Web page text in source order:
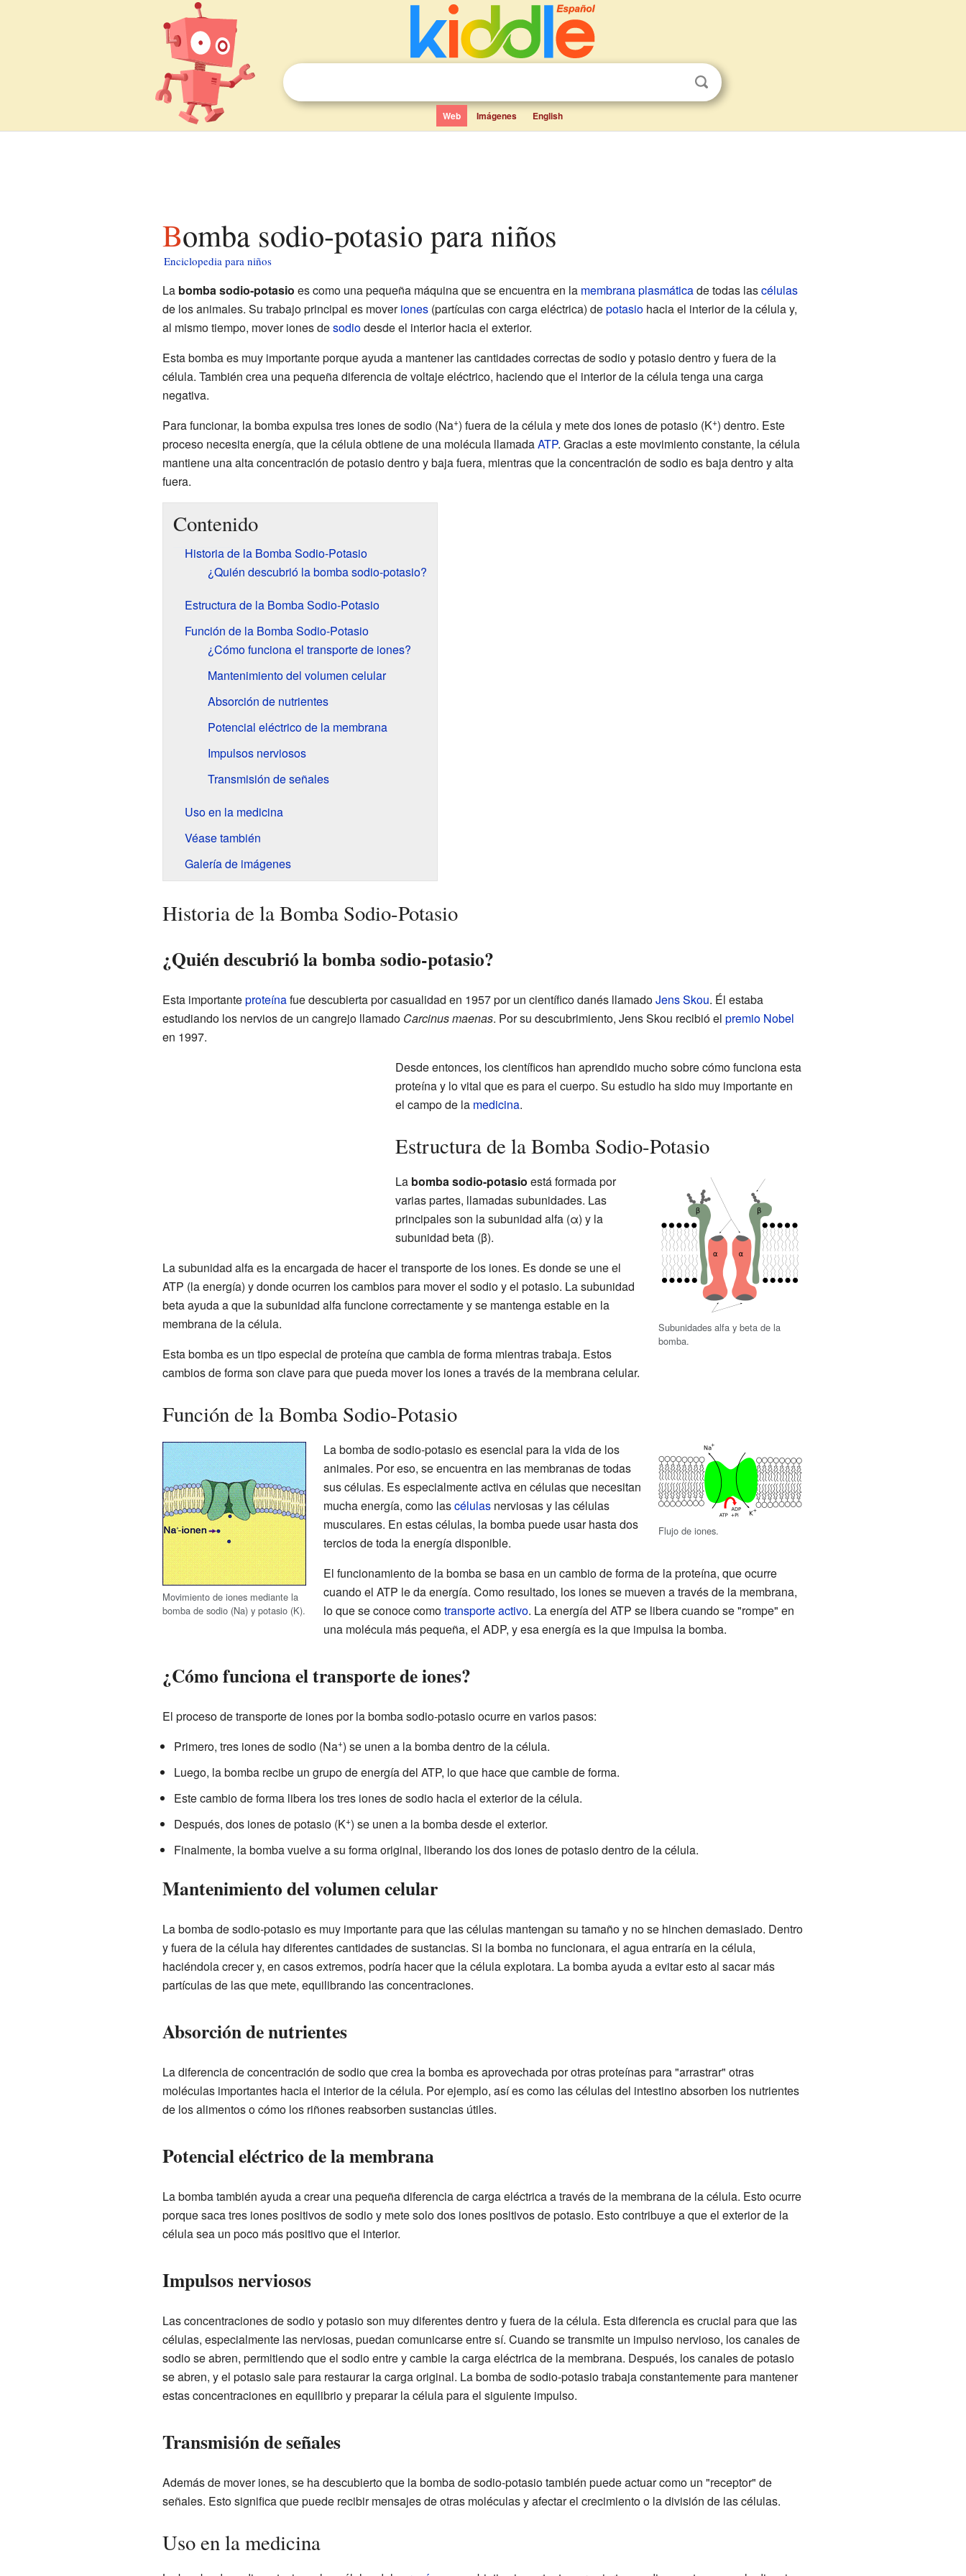
Web Imágenes English
Bomba sodio-potasio para niños
Enciclopedia para niños
La bomba sodio-potasio es como una pequeña máquina que se encuentra en la membrana plasmáticade todas lascélulas
de los animales. Su trabajo principal es moveriones(partículas con carga eléctrica) depotasiohacia el interior de la célula y,
al mismo tiempo, mover iones desodiodesde el interior hacia el exterior.
Esta bomba es muy importante porque ayuda a mantener las cantidades correctas de sodio y potasio dentro y fuera de la
célula. También crea una pequeña diferencia de voltaje eléctrico, haciendo que el interior de la célula tenga una carga
negativa.
Para funcionar, la bomba expulsa tres iones de sodio (Na+) fuera de la célula y mete dos iones de potasio (K+) dentro. Este
proceso necesita energía, que la célula obtiene de una molécula llamadaATP. Gracias a este movimiento constante, la célula
mantiene una alta concentración de potasio dentro y baja fuera, mientras que la concentración de sodio es baja dentro y alta
fuera.
Contenido
Historia de la Bomba Sodio-Potasio
¿Quién descubrió la bomba sodio-potasio?
Estructura de la Bomba Sodio-Potasio
Función de la Bomba Sodio-Potasio
¿Cómo funciona el transporte de iones?
Mantenimiento del volumen celular
Absorción de nutrientes
Potencial eléctrico de la membrana
Impulsos nerviosos
Transmisión de señales
Uso en la medicina
Véase también
Galería de imágenes
Historia de la Bomba Sodio-Potasio
¿Quién descubrió la bomba sodio-potasio?
Esta importanteproteínafue descubierta por casualidad en 1957 por un científico danés llamadoJens Skou. Él estaba
estudiando los nervios de un cangrejo llamado Carcinus maenas. Por su descubrimiento, Jens Skou recibió el premio Nobel
en 1997.
Desde entonces, los científicos han aprendido mucho sobre cómo funciona esta
proteína y lo vital que es para el cuerpo. Su estudio ha sido muy importante en
el campo de la medicina.
Estructura de la Bomba Sodio-Potasio
Subunidades alfa y beta de la
bomba.
La bomba sodio-potasio está formada por
varias partes, llamadas subunidades. Las
principales son la subunidad alfa (α) y la
subunidad beta (β).
La subunidad alfa es la encargada de hacer el transporte de los iones. Es donde se une el
ATP (la energía) y donde ocurren los cambios para mover el sodio y el potasio. La subunidad
beta ayuda a que la subunidad alfa funcione correctamente y se mantenga estable en la
membrana de la célula.
Esta bomba es un tipo especial de proteína que cambia de forma mientras trabaja. Estos
cambios de forma son clave para que pueda mover los iones a través de la membrana celular.
Función de la Bomba Sodio-Potasio
Movimiento de iones mediante la
bomba de sodio (Na) y potasio (K).
Flujo de iones.
La bomba de sodio-potasio es esencial para la vida de los
animales. Por eso, se encuentra en las membranas de todas
sus células. Es especialmente activa en células que necesitan
mucha energía, como lascélulasnerviosas y las células
musculares. En estas células, la bomba puede usar hasta dos
tercios de toda la energía disponible.
El funcionamiento de la bomba se basa en un cambio de forma de la proteína, que ocurre
cuando el ATP le da energía. Como resultado, los iones se mueven a través de la membrana,
lo que se conoce comotransporte activo. La energía del ATP se libera cuando se "rompe" en
una molécula más pequeña, el ADP, y esa energía es la que impulsa la bomba.
¿Cómo funciona el transporte de iones?
El proceso de transporte de iones por la bomba sodio-potasio ocurre en varios pasos:
Primero, tres iones de sodio (Na+) se unen a la bomba dentro de la célula.
Luego, la bomba recibe un grupo de energía del ATP, lo que hace que cambie de forma.
Este cambio de forma libera los tres iones de sodio hacia el exterior de la célula.
Después, dos iones de potasio (K+) se unen a la bomba desde el exterior.
Finalmente, la bomba vuelve a su forma original, liberando los dos iones de potasio dentro de la célula.
Mantenimiento del volumen celular
La bomba de sodio-potasio es muy importante para que las células mantengan su tamaño y no se hinchen demasiado. Dentro
y fuera de la célula hay diferentes cantidades de sustancias. Si la bomba no funcionara, el agua entraría en la célula,
haciéndola crecer y, en casos extremos, podría hacer que la célula explotara. La bomba ayuda a evitar esto al sacar más
partículas de las que mete, equilibrando las concentraciones.
Absorción de nutrientes
La diferencia de concentración de sodio que crea la bomba es aprovechada por otras proteínas para "arrastrar" otras
moléculas importantes hacia el interior de la célula. Por ejemplo, así es como las células del intestino absorben los nutrientes
de los alimentos o cómo los riñones reabsorben sustancias útiles.
Potencial eléctrico de la membrana
La bomba también ayuda a crear una pequeña diferencia de carga eléctrica a través de la membrana de la célula. Esto ocurre
porque saca tres iones positivos de sodio y mete solo dos iones positivos de potasio. Esto contribuye a que el exterior de la
célula sea un poco más positivo que el interior.
Impulsos nerviosos
Las concentraciones de sodio y potasio son muy diferentes dentro y fuera de la célula. Esta diferencia es crucial para que las
células, especialmente las nerviosas, puedan comunicarse entre sí. Cuando se transmite un impulso nervioso, los canales de
sodio se abren, permitiendo que el sodio entre y cambie la carga eléctrica de la membrana. Después, los canales de potasio
se abren, y el potasio sale para restaurar la carga original. La bomba de sodio-potasio trabaja constantemente para mantener
estas concentraciones en equilibrio y preparar la célula para el siguiente impulso.
Transmisión de señales
Además de mover iones, se ha descubierto que la bomba de sodio-potasio también puede actuar como un "receptor" de
señales. Esto significa que puede recibir mensajes de otras moléculas y afectar el crecimiento o la división de las células.
Uso en la medicina